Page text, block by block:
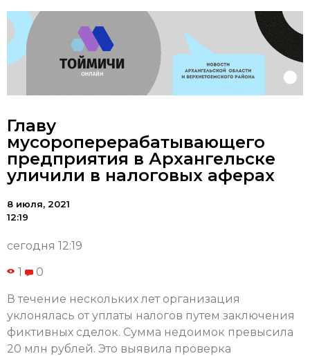
Главу
мусороперерабатывающего
предприятия в Архангельске
уличили в налоговых аферах
8 июля, 2021
12:19
сегодня 12:19
1 0
В течение нескольких лет организация
уклонялась от уплаты налогов путем заключения
фиктивных сделок. Сумма недоимок превысила
20 млн рублей. Это выявила проверка